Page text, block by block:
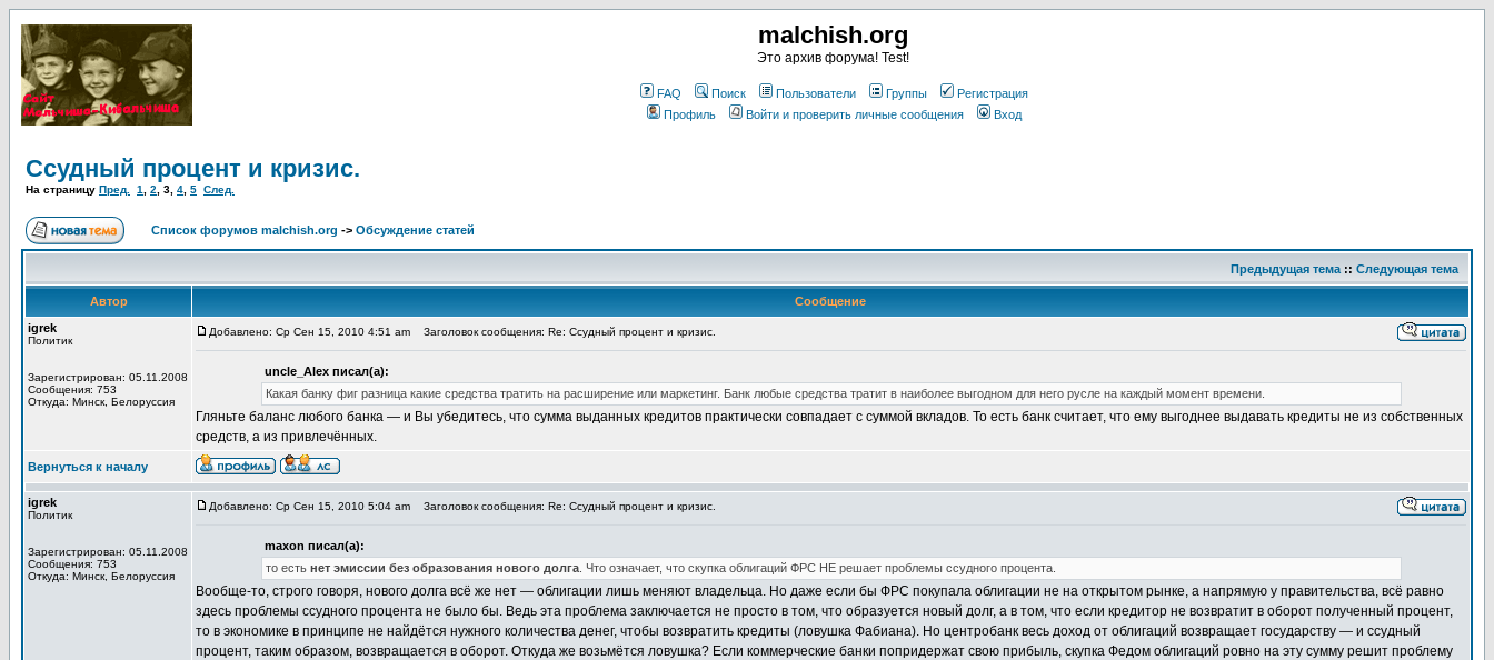
malchish.org
Это архив форума! Test!
FAQ Поиск Пользователи Группы
Регистрация
Профиль
Войти и проверить личные сообщения Вход
Ссудный процент и кризис.
На страницу Пред. 1 2 3 4 5 След.
Список форумов malchish.org -> Обсуждение статей
Предыдущая тема :: Следующая тема
Автор
Сообщение
igrek
Политик
Зарегистрирован: 05.11.2008
Сообщения: 753
Откуда: Минск, Белоруссия
Добавлено: Ср Сен 15, 2010 4:51 am Заголовок сообщения: Re: Ссудный процент и кризис.
uncle_Alex писал(а):
Какая банку фиг разница какие средства тратить на расширение или маркетинг. Банк любые средства тратит в наиболее выгодном для него русле на каждый момент времени.
Гляньте баланс любого банка — и Вы убедитесь, что сумма выданных кредитов практически совпадает с суммой вкладов. То есть банк считает, что ему выгоднее выдавать кредиты не из собственных
средств, а из привлечённых.
Вернуться к началу
igrek
Политик
Зарегистрирован: 05.11.2008
Сообщения: 753
Откуда: Минск, Белоруссия
Добавлено: Ср Сен 15, 2010 5:04 am Заголовок сообщения: Re: Ссудный процент и кризис.
maxon писал(а):
то есть нет эмиссии без образования нового долга. Что означает, что скупка облигаций ФРС НЕ решает проблемы ссудного процента.
Вообще-то, строго говоря, нового долга всё же нет — облигации лишь меняют владельца. Но даже если бы ФРС покупала облигации не на открытом рынке, а напрямую у правительства, всё равно
здесь проблемы ссудного процента не было бы. Ведь эта проблема заключается не просто в том, что образуется новый долг, а в том, что если кредитор не возвратит в оборот полученный процент,
то в экономике в принципе не найдётся нужного количества денег, чтобы возвратить кредиты (ловушка Фабиана). Но центробанк весь доход от облигаций возвращает государству — и ссудный
процент, таким образом, возвращается в оборот. Откуда же возьмётся ловушка? Если коммерческие банки попридержат свою прибыль, скупка Федом облигаций ровно на эту сумму решит проблему